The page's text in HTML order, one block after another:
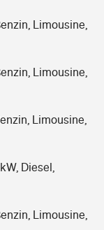
Limousine,
Limousine,
Limousine,
Diesel,
Limousine,